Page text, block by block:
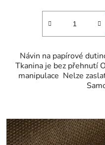
Návin na papírové
Tkanina je bez přehnutí
manipulace Nelze